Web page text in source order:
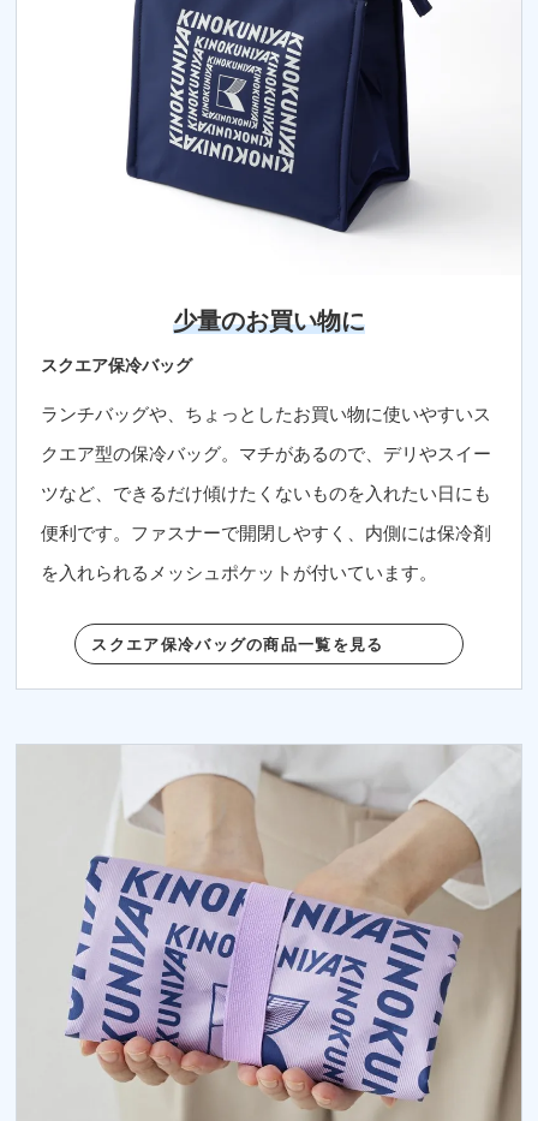
少量のお買い物に
スクエア保冷バッグ
ランチバッグや、ちょっとしたお買い物に使いやすいス
クエア型の保冷バッグ。マチがあるので、デリやスイー
ツなど、できるだけ傾けたくないものを入れたい日にも
便利です。ファスナーで開閉しやすく、内側には保冷剤
を入れられるメッシュポケットが付いています。
スクエア保冷バッグの商品一覧を見る